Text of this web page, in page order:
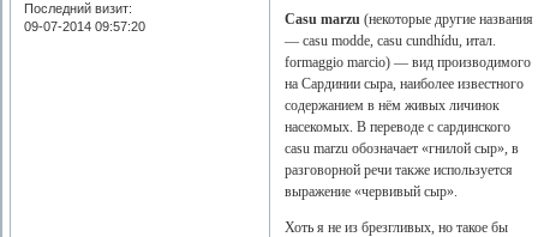
Последний визит:
09-07-2014 09:57:20
Casu marzu(некоторые другие названия
— casu modde, casu cundhídu, итал.
formaggio marcio) — вид производимого
на Сардинии сыра, наиболее известного
содержанием в нём живых личинок
насекомых. В переводе с сардинского
casu marzu обозначает «гнилой сыр», в
разговорной речи также используется
выражение «червивый сыр».
Хоть я не из брезгливых, но такое бы